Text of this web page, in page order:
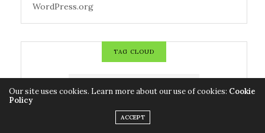
WordPress.org
TAG CLOUD
COLDIRETTI
Our site uses cookies. Learn more about our use of cookies: Cookie
Policy
ACCEPT